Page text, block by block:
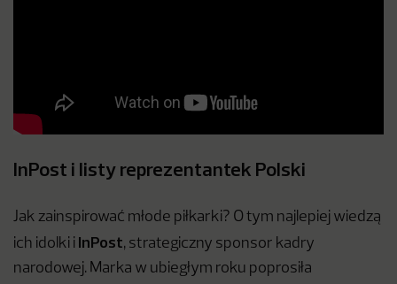
InPost i listy reprezentantek Polski
Jak zainspirować młode piłkarki? O tym najlepiej wiedzą
ich idolki i InPost, strategiczny sponsor kadry
narodowej. Marka w ubiegłym roku poprosiła